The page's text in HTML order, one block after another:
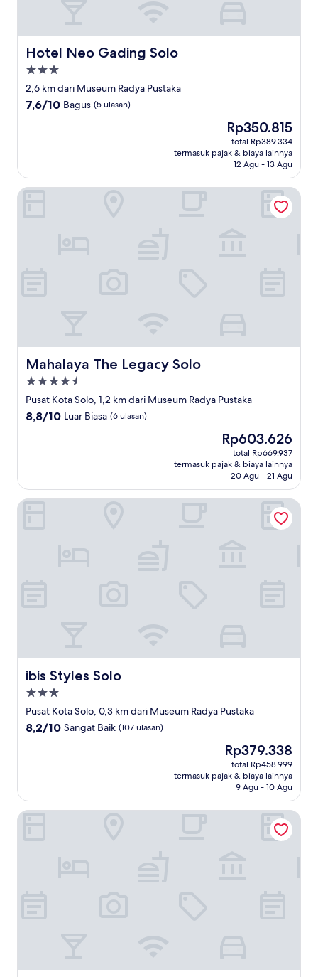
Hotel Neo Gading Solo
Hotel Neo Gading Solo
Properti
bintang
3.0
2,6 km dari Museum Radya Pustaka
7.6
7,6/10 Bagus (5 ulasan)
Harga
sekarang
Rp350.815
Rp350.815
total Rp389.334
termasuk pajak & biaya lainnya
12 Agu - 13 Agu
Mahalaya The Legacy Solo
Mahalaya The Legacy Solo
Properti
bintang
4.5
Pusat Kota Solo, 1,2 km dari Museum Radya Pustaka
8.8
ulasan)
8,8/10 Luar Biasa (6 ulasan)
Harga
sekarang
Rp603.626
Rp603.626
total Rp669.937
termasuk pajak & biaya lainnya
20 Agu - 21 Agu
Mahalaya The Legacy Solo
ibis Styles Solo
ibis Styles Solo
Properti
bintang
3.0
Pusat Kota Solo, 0,3 km dari Museum Radya Pustaka
8.2
ulasan)
8,2/10 Sangat Baik (107 ulasan)
Harga
sekarang
Rp379.338
Rp379.338
total Rp458.999
termasuk pajak & biaya lainnya
9 Agu - 10 Agu
ibis Styles Solo
HARRIS Hotel & Conventions Solo